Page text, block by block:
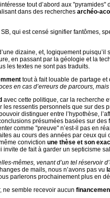
tout d’abord aux
dans des recherches archéo-
qui est censé signifier fantômes,
dizaine, et, logiquement
en passant par la géologie et la
les textes ne sont pas traduits.
tout à fait louable de partage
en cas d’erreurs de parcours,
avec cette politique, car la recherche
les ressentis personnels que sur
distinguer entre l’hypothèse,
présumées basées sur
comme "preuve" n’est-il pas en
au cours des années par ceux
conviction une thèse et son
invite de fait à garder un septicisme
mêmes, venant d’un tel réservoir
de mails, nous n’avons pas vu
parlerons prochainement plus en
ne semble recevoir aucun